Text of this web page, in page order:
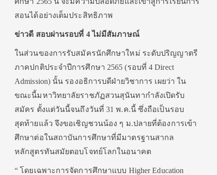
สอนได้อย่างเต็มประสิทธิภาพ
ข่าวดี สอบผ่านรอบที่ 4 ไม่มีสัมภาษณ์
ในส่วนของการรับสมัครนักศึกษาใหม่ ระดับปริญญาตรี
ภาคปกติประจำปีการศึกษา 2565 (รอบที่ 4 Direct
Admission) นั้น รองอธิการบดีฝ่ายวิชาการ เผยว่า ใน
ขณะนี้มหาวิทยาลัยราชภัฏสวนสุนันทากำลังเปิดรับ
สมัคร ตั้งแต่วันนี้จนถึงวันที่ 31 พ.ค.นี้ ซึ่งถือเป็นรอบ
สุดท้ายแล้ว จึงขอเชิญชวนน้อง ๆ ม.ปลายที่ต้องการเข้า
ศึกษาต่อในสถาบันการศึกษาที่มีมาตรฐานสากล
หลักสูตรทันสมัยตอบโจทย์โลกในอนาคต
“ โดยเฉพาะการจัดการศึกษาแบบ Higher Education